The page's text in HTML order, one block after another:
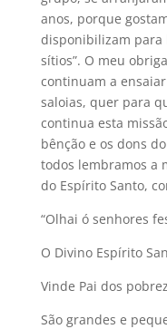
anos, porque
disponibilizam para
sítios”. O meu
continuam a
saloias, quer para
continua esta
bênção e os dons
todos lembramos a
do Espírito Santo,
“Olhai ó senhores
O Divino Espírito
Vinde Pai dos
São grandes e